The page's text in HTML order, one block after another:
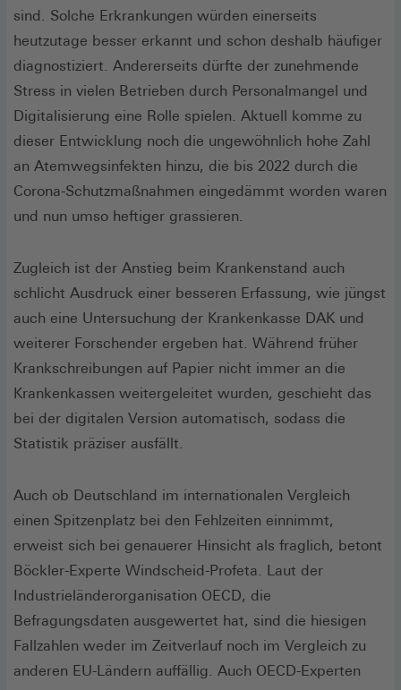
sind. Solche Erkrankungen würden einerseits
heutzutage besser erkannt und schon deshalb häufiger
diagnostiziert. Andererseits dürfte der zunehmende
Stress in vielen Betrieben durch Personalmangel und
Digitalisierung eine Rolle spielen. Aktuell komme zu
dieser Entwicklung noch die ungewöhnlich hohe Zahl
an Atemwegsinfekten hinzu, die bis 2022 durch die
Corona-Schutzmaßnahmen eingedämmt worden waren
und nun umso heftiger grassieren.
Zugleich ist der Anstieg beim Krankenstand auch
schlicht Ausdruck einer besseren Erfassung, wie jüngst
auch eine Untersuchung der Krankenkasse DAK und
weiterer Forschender ergeben hat. Während früher
Krankschreibungen auf Papier nicht immer an die
Krankenkassen weitergeleitet wurden, geschieht das
bei der digitalen Version automatisch, sodass die
Statistik präziser ausfällt.
Auch ob Deutschland im internationalen Vergleich
einen Spitzenplatz bei den Fehlzeiten einnimmt,
erweist sich bei genauerer Hinsicht als fraglich, betont
Böckler-Experte Windscheid-Profeta. Laut der
Industrieländerorganisation OECD, die
Befragungsdaten ausgewertet hat, sind die hiesigen
Fallzahlen weder im Zeitverlauf noch im Vergleich zu
anderen EU-Ländern auffällig. Auch OECD-Experten